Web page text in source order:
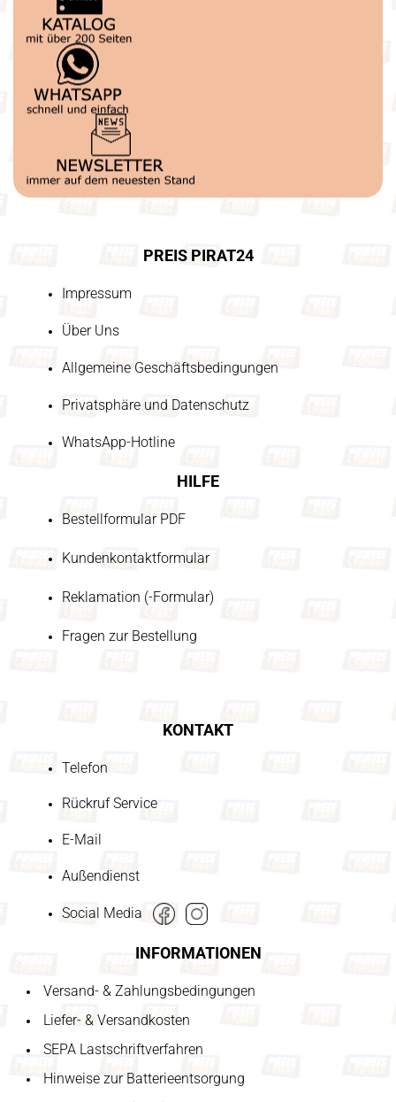
PREIS PIRAT24
Impressum
Über Uns
Allgemeine Geschäftsbedingungen
Privatsphäre und Datenschutz
WhatsApp-Hotline
HILFE
Bestellformular PDF
Kundenkontaktformular
Reklamation (-Formular)
Fragen zur Bestellung
KONTAKT
Telefon
Rückruf Service
E-Mail
Außendienst
Social Media
INFORMATIONEN
Versand- & Zahlungsbedingungen
Liefer- & Versandkosten
SEPA Lastschriftverfahren
Hinweise zur Batterieentsorgung